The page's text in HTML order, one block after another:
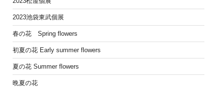
2023池袋東武個展
春の花 Spring flowers
初夏の花 Early summer flowers
夏の花 Summer flowers
晩夏の花